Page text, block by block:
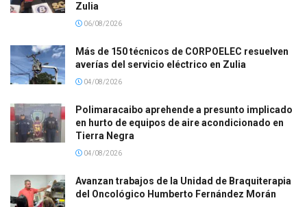
Zulia
06/08/2026
Más de 150 técnicos de CORPOELEC resuelven
averías del servicio eléctrico en Zulia
04/08/2026
Polimaracaibo aprehende a presunto implicado
en hurto de equipos de aire acondicionado en
Tierra Negra
04/08/2026
Avanzan trabajos de la Unidad de Braquiterapia
del Oncológico Humberto Fernández Morán